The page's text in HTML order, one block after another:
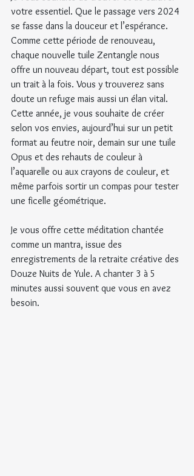
votre essentiel. Que le passage vers 2024
se fasse dans la douceur et l’espérance.
Comme cette période de renouveau,
chaque nouvelle tuile Zentangle nous
offre un nouveau départ, tout est possible
un trait à la fois. Vous y trouverez sans
doute un refuge mais aussi un élan vital.
Cette année, je vous souhaite de créer
selon vos envies, aujourd’hui sur un petit
format au feutre noir, demain sur une tuile
Opus et des rehauts de couleur à
l’aquarelle ou aux crayons de couleur, et
même parfois sortir un compas pour tester
une ficelle géométrique.
Je vous offre cette méditation chantée
comme un mantra, issue des
enregistrements de la retraite créative des
Douze Nuits de Yule. A chanter 3 à 5
minutes aussi souvent que vous en avez
besoin.